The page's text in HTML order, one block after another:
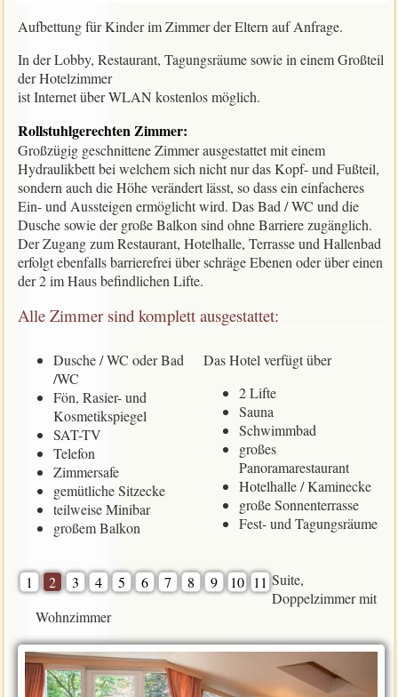
Aufbettung für Kinder im Zimmer der Eltern auf Anfrage.
In der Lobby, Restaurant, Tagungsräume sowie in einem Großteil
der Hotelzimmer
ist Internet über WLAN kostenlos möglich.
Rollstuhlgerechten Zimmer:
Großzügig geschnittene Zimmer ausgestattet mit einem
Hydraulikbett bei welchem sich nicht nur das Kopf- und Fußteil,
sondern auch die Höhe verändert lässt, so dass ein einfacheres
Ein- und Aussteigen ermöglicht wird. Das Bad / WC und die
Dusche sowie der große Balkon sind ohne Barriere zugänglich.
Der Zugang zum Restaurant, Hotelhalle, Terrasse und Hallenbad
erfolgt ebenfalls barrierefrei über schräge Ebenen oder über einen
der 2 im Haus befindlichen Lifte.
Alle Zimmer sind komplett ausgestattet:
Dusche / WC oder Bad
/WC
Fön, Rasier- und
Kosmetikspiegel
SAT-TV
Telefon
Zimmersafe
gemütliche Sitzecke
teilweise Minibar
großem Balkon
Das Hotel verfügt über
2 Lifte
Sauna
Schwimmbad
großes
Panoramarestaurant
Hotelhalle / Kaminecke
große Sonnenterrasse
Fest- und Tagungsräume
1 2 3 4 5 6 7 8 9 10 11 Suite,
Doppelzimmer mit
Wohnzimmer